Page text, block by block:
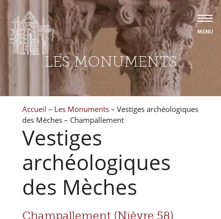
LES MONUMENTS
Accueil – Les Monuments – Vestiges archéologiques
des Mèches – Champallement
Vestiges
archéologiques
des Mèches
Champallement (Nièvre 58)